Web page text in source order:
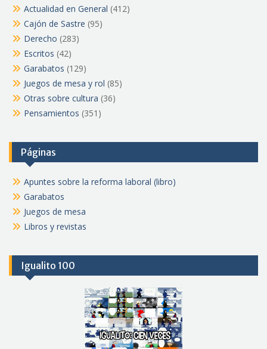
Actualidad en General (412)
Cajón de Sastre (95)
Derecho (283)
Escritos (42)
Garabatos (129)
Juegos de mesa y rol (85)
Otras sobre cultura (36)
Pensamientos (351)
Páginas
Apuntes sobre la reforma laboral (libro)
Garabatos
Juegos de mesa
Libros y revistas
Igualito 100